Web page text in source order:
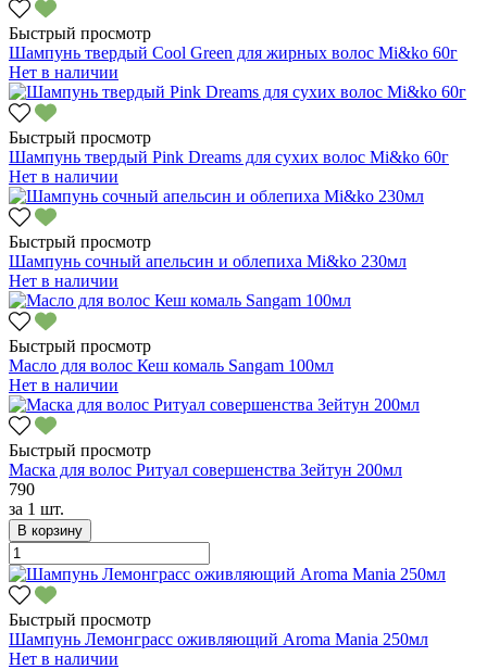
Быстрый просмотр
Шампунь твердый Cool Green для жирных волос Mi&ko 60г
Нет в наличии
Быстрый просмотр
Шампунь твердый Pink Dreams для сухих волос Mi&ko 60г
Нет в наличии
Быстрый просмотр
Шампунь сочный апельсин и облепиха Mi&ko 230мл
Нет в наличии
Быстрый просмотр
Масло для волос Кеш комаль Sangam 100мл
Нет в наличии
Быстрый просмотр
Маска для волос Ритуал совершенства Зейтун 200мл
790
за 1 шт.
В корзину
Быстрый просмотр
Шампунь Лемонграсс оживляющий Aroma Mania 250мл
Нет в наличии